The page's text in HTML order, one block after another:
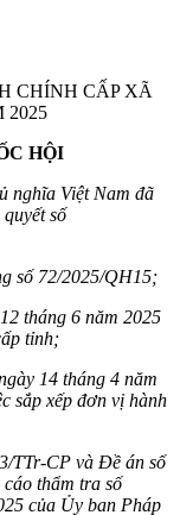
CHÍNH CẤP XÃ
2025
HỘI
nghĩa Việt Nam đã
số
số 72/2025/QH15;
tháng 6 năm 2025
tỉnh;
14 tháng 4 năm
sắp xếp đơn vị hành
TTr-CP và Đề án số
thẩm tra số
của Ủy ban Pháp